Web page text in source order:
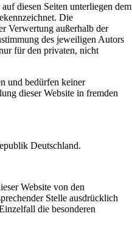
diesen Seiten unterliegen dem
Die
Verwertung außerhalb der
des jeweiligen Autors
für den privaten, nicht
und bedürfen keiner
dieser Website in fremden
Deutschland.
Website von den
Stelle ausdrücklich
die besonderen